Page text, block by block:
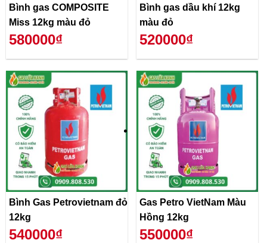
Bình gas COMPOSITE
Miss 12kg màu đỏ
580000₫
Bình gas dầu khí 12kg
màu đỏ
520000₫
Bình Gas Petrovietnam đỏ
12kg
540000₫
Gas Petro VietNam Màu
Hồng 12kg
550000₫